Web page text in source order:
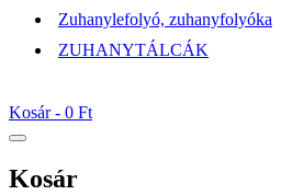
Zuhanylefolyó, zuhanyfolyóka
ZUHANYTÁLCÁK
Kosár - 0 Ft
Kosár